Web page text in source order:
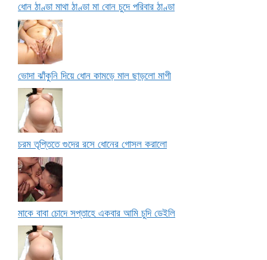
ধোন ঠাণ্ডা মাথা ঠাণ্ডা মা বোন চুদে পরিবার ঠাণ্ডা
ভোদা ঝাঁকুনি দিয়ে ধোন কামড়ে মাল ছাড়লো মাগী
চরম তৃপ্তিতে গুদের রসে ধোনের গোসল করালো
মাকে বাবা চোদে সপ্তাহে একবার আমি চুদি ডেইলি